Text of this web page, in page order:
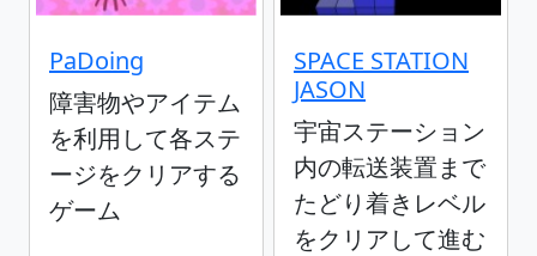
PaDoing
障害物やアイテム
を利用して各ステ
ージをクリアする
ゲーム
SPACE STATION
JASON
宇宙ステーション
内の転送装置まで
たどり着きレベル
をクリアして進む